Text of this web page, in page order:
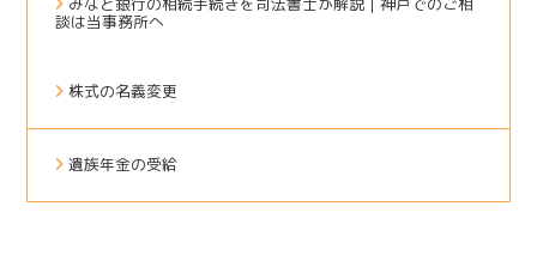
談は当事務所へ
株式の名義変更
遺族年金の受給